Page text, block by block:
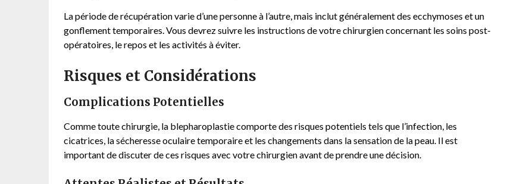
La période de récupération varie d’une personne à l’autre, mais inclut généralement des ecchymoses et un
gonflement temporaires. Vous devrez suivre les instructions de votre chirurgien concernant les soins post-
opératoires, le repos et les activités à éviter.
Risques et Considérations
Complications Potentielles
Comme toute chirurgie, la blepharoplastie comporte des risques potentiels tels que l’infection, les
cicatrices, la sécheresse oculaire temporaire et les changements dans la sensation de la peau. Il est
important de discuter de ces risques avec votre chirurgien avant de prendre une décision.